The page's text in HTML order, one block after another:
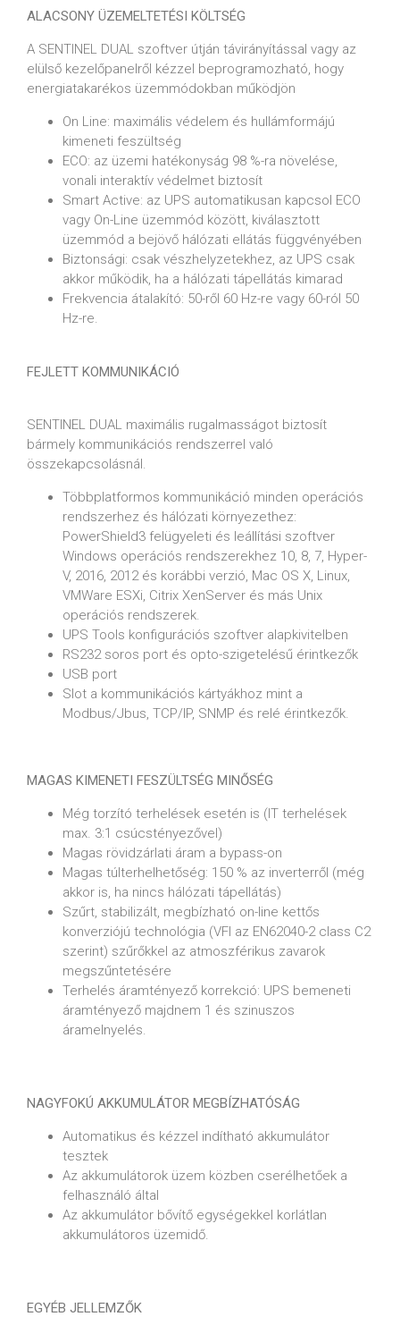
ALACSONY ÜZEMELTETÉSI KÖLTSÉG
A SENTINEL DUAL szoftver útján távirányítással vagy az
elülső kezelőpanelről kézzel beprogramozható, hogy
energiatakarékos üzemmódokban működjön
On Line: maximális védelem és hullámformájú
kimeneti feszültség
ECO: az üzemi hatékonyság 98 %-ra növelése,
vonali interaktív védelmet biztosít
Smart Active: az UPS automatikusan kapcsol ECO
vagy On-Line üzemmód között, kiválasztott
üzemmód a bejövő hálózati ellátás függvényében
Biztonsági: csak vészhelyzetekhez, az UPS csak
akkor működik, ha a hálózati tápellátás kimarad
Frekvencia átalakító: 50-ről 60 Hz-re vagy 60-ról 50
Hz-re.
FEJLETT KOMMUNIKÁCIÓ
SENTINEL DUAL maximális rugalmasságot biztosít
bármely kommunikációs rendszerrel való
összekapcsolásnál.
Többplatformos kommunikáció minden operációs
rendszerhez és hálózati környezethez:
PowerShield3 felügyeleti és leállítási szoftver
Windows operációs rendszerekhez 10, 8, 7, Hyper-
V, 2016, 2012 és korábbi verzió, Mac OS X, Linux,
VMWare ESXi, Citrix XenServer és más Unix
operációs rendszerek.
UPS Tools konfigurációs szoftver alapkivitelben
RS232 soros port és opto-szigetelésű érintkezők
USB port
Slot a kommunikációs kártyákhoz mint a
Modbus/Jbus, TCP/IP, SNMP és relé érintkezők.
MAGAS KIMENETI FESZÜLTSÉG MINŐSÉG
Még torzító terhelések esetén is (IT terhelések
max. 3:1 csúcstényezővel)
Magas rövidzárlati áram a bypass-on
Magas túlterhelhetőség: 150 % az inverterről (még
akkor is, ha nincs hálózati tápellátás)
Szűrt, stabilizált, megbízható on-line kettős
konverziójú technológia (VFI az EN62040-2 class C2
szerint) szűrőkkel az atmoszférikus zavarok
megszűntetésére
Terhelés áramtényező korrekció: UPS bemeneti
áramtényező majdnem 1 és szinuszos
áramelnyelés.
NAGYFOKÚ AKKUMULÁTOR MEGBÍZHATÓSÁG
Automatikus és kézzel indítható akkumulátor
tesztek
Az akkumulátorok üzem közben cserélhetőek a
felhasználó által
Az akkumulátor bővítő egységekkel korlátlan
akkumulátoros üzemidő.
EGYÉB JELLEMZŐK